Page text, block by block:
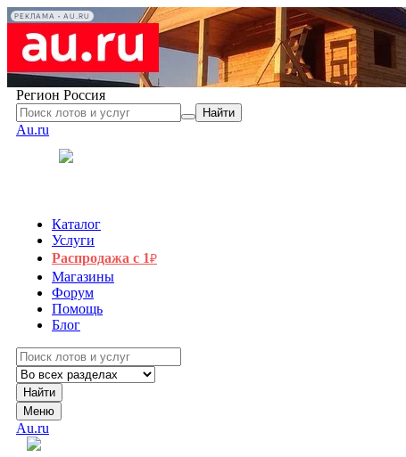
РЕКЛАМА • AU.RU
Регион Россия
Найти
Au.ru
Каталог
Услуги
Распродажа с 1₽
Магазины
Форум
Помощь
Блог
Найти
Меню
Au.ru